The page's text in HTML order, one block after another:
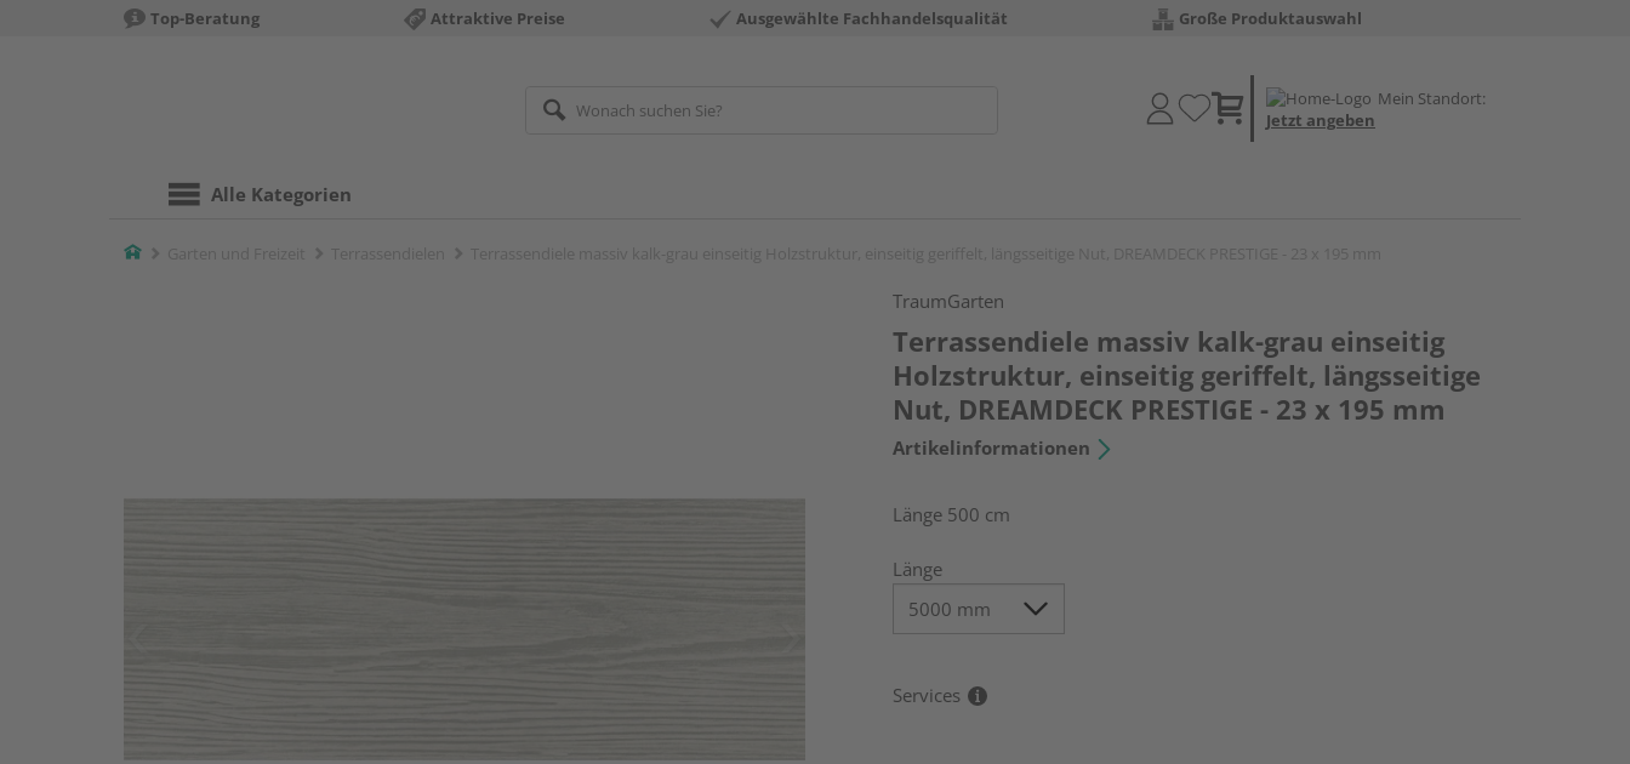
Top-Beratung Attraktive Preise Ausgewählte Fachhandelsqualität Große Produktauswahl
Mein Standort:
Jetzt angeben
Alle Kategorien
Home
TraumGarten
Terrassendiele massiv kalk-grau einseitig
Holzstruktur, einseitig geriffelt, längsseitige
Nut, DREAMDECK PRESTIGE - 23 x 195 mm
Artikelinformationen
Länge 500 cm
Länge
Services